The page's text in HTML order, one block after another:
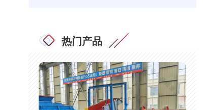
热门产品